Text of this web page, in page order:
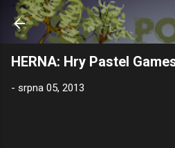
Přeskočit na
HERNA: Hry Pastel
- srpna 05, 2013